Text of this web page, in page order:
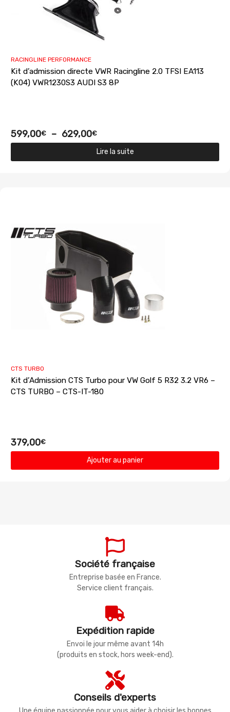
RACINGLINE PERFORMANCE
Kit d’admission directe VWR Racingline 2.0 TFSI EA113
(K04) VWR1230S3 AUDI S3 8P
599,00€ – 629,00€
Lire la suite
CTS TURBO
Kit d’Admission CTS Turbo pour VW Golf 5 R32 3.2 VR6 –
CTS TURBO – CTS-IT-180
379,00€
Ajouter au panier
Société française
Entreprise basée en France.
Service client français.
Expédition rapide
Envoi le jour même avant 14h
(produits en stock, hors week-end).
Conseils d'experts